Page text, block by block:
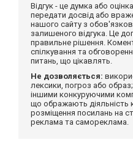
Відгук - це думка або
передати досвід або
нашого сайту з
залишеного відгука. Це
правильне рішення.
спілкування та
питань, що цікавлять.
Не дозволяється:
лексики, погроз або
іншими конкуруючими
що ображають діяльність
розміщення посилань на
реклама та самореклама.